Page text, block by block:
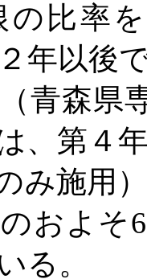
の比率
年以後
青森県
、第４
み施用
およそ
る。